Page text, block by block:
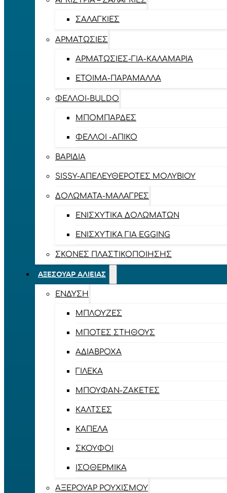
ΣΑΛΑΓΚΙΈΣ
ΑΡΜΑΤΩΣΙΈΣ
ΑΡΜΑΤΩΣΙΈΣ-ΓΙΑ-ΚΑΛΑΜΆΡΙΑ
ΈΤΟΙΜΑ-ΠΑΡΆΜΑΛΛΑ
ΦΕΛΛΟΊ-BULDO
ΜΠΟΜΠΆΡΔΕΣ
ΦΕΛΛΟΊ -ΑΠΊΚΟ
ΒΑΡΊΔΙΑ
SISSY-ΑΠΕΛΕΥΘΕΡΟΤΈΣ ΜΟΛΥΒΙΟΎ
ΔΟΛΏΜΑΤΑ-ΜΑΛΆΓΡΕΣ
ΕΝΙΣΧΥΤΙΚΆ ΔΟΛΩΜΆΤΩΝ
ΕΝΙΣΧΥΤΙΚΆ ΓΙΑ EGGING
ΣΚΌΝΕΣ ΠΛΑΣΤΙΚΟΠΟΊΗΣΗΣ
ΑΞΕΣΟΥΆΡ ΑΛΙΕΊΑΣ
ΈΝΔΥΣΗ
ΜΠΛΟΎΖΕΣ
ΜΠΌΤΕΣ ΣΤΉΘΟΥΣ
ΑΔΙΆΒΡΟΧΑ
ΓΙΛΈΚΑ
ΜΠΟΥΦΆΝ-ΖΑΚΈΤΕΣ
ΚΆΛΤΣΕΣ
ΚΑΠΈΛΑ
ΣΚΟΎΦΟΙ
ΙΣΟΘΕΡΜΙΚΆ
ΑΞΕΡΟΥΆΡ ΡΟΥΧΙΣΜΟΎ